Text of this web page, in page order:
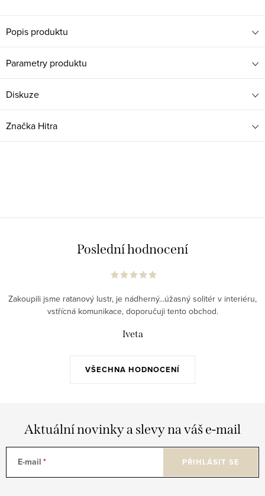
Popis produktu
Parametry produktu
Diskuze
Značka Hitra
Poslední hodnocení
VŠECHNA HODNOCENÍ
Zakoupili jsme ratanový lustr, je nádherný...úžasný solitér v interiéru,
vstřícná komunikace, doporučuji tento obchod.
Iveta
Aktuální novinky a slevy na váš e-mail
E-mail PŘIHLÁSIT SE